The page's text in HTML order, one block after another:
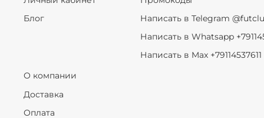
Блог
Написать в Telegram
Написать в Whatsapp
Написать в Max +79114537611
О компании
Доставка
Оплата